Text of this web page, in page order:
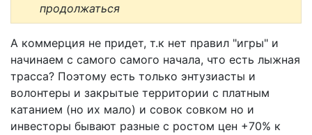
продолжаться
А коммерция не придет, т.к нет правил "игры" и
начинаем с самого самого начала, что есть лыжная
трасса? Поэтому есть только энтузиасты и
волонтеры и закрытые территории с платным
катанием (но их мало) и совок совком но и
инвесторы бывают разные с ростом цен +70% к